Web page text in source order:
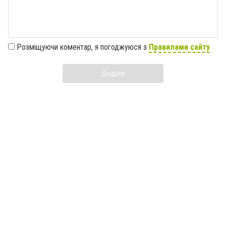
Розміщуючи коментар, я погоджуюся з Правилами сайту
Додати